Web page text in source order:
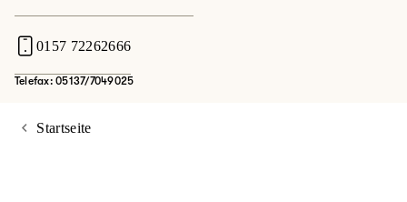
0157 72262666
Telefax: 05137/7049025
Startseite